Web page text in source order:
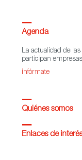
Agenda
La actualidad de
participan
infórmate
Quiénes somos
Enlaces de interés